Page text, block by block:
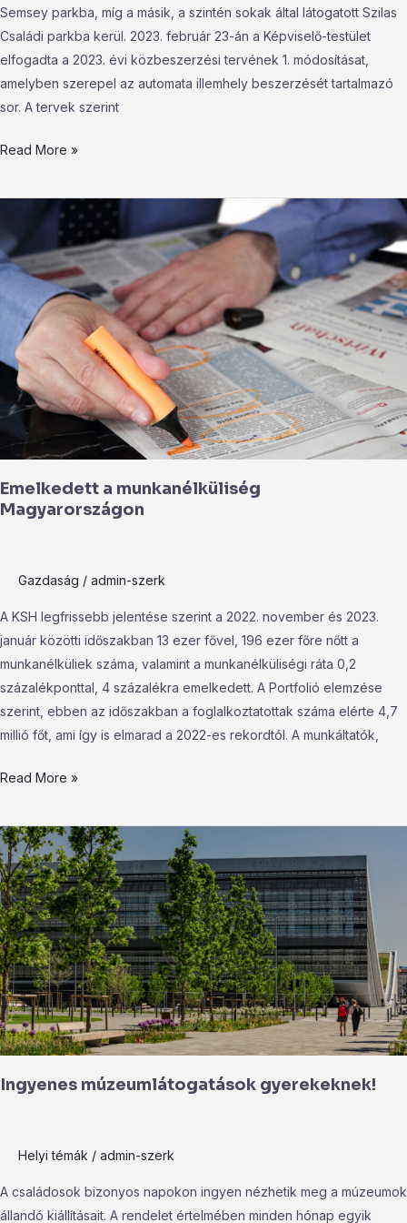
Semsey parkba, míg a másik, a szintén sokak által látogatott Szilas
Családi parkba kerül. 2023. február 23-án a Képviselő-testület
elfogadta a 2023. évi közbeszerzési tervének 1. módosításat,
amelyben szerepel az automata illemhely beszerzését tartalmazó
sor. A tervek szerint
Read More »
Emelkedett a munkanélküliség
Magyarországon
Gazdaság / admin-szerk
A KSH legfrissebb jelentése szerint a 2022. november és 2023.
január közötti időszakban 13 ezer fővel, 196 ezer főre nőtt a
munkanélküliek száma, valamint a munkanélküliségi ráta 0,2
százalékponttal, 4 százalékra emelkedett. A Portfolió elemzése
szerint, ebben az időszakban a foglalkoztatottak száma elérte 4,7
millió főt, ami így is elmarad a 2022-es rekordtól. A munkáltatók,
munkanélküliség
Magyarországon
Read More »
Ingyenes múzeumlátogatások gyerekeknek!
Helyi témák / admin-szerk
A családosok bizonyos napokon ingyen nézhetik meg a múzeumok
állandó kiállításait. A rendelet értelmében minden hónap egyik
Ingyenes
múzeumlátogatások
gyerekeknek!